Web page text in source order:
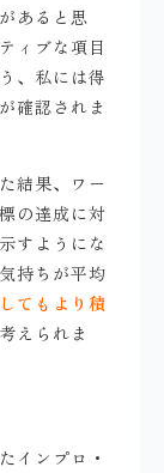
あると思
ィブな項目
、私には得
確認されま
結果、ワー
の達成に対
すようにな
持ちが平均
てもより積
えられま
インプロ・